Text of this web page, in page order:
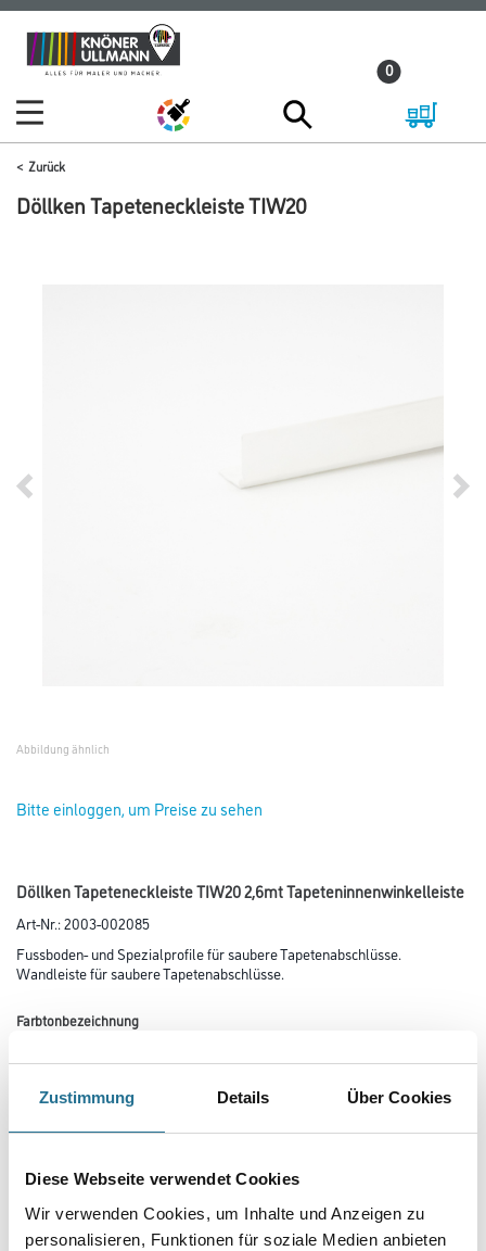
Zustimmung Details Über Cookies
Diese Webseite verwendet Cookies
Wir verwenden Cookies, um Inhalte und Anzeigen zu
personalisieren, Funktionen für soziale Medien anbieten
Zum
Inhalt
Zum
Navigationsmenü
0
Zurück
Döllken Tapeteneckleiste TIW20
Abbildung ähnlich
Bitte einloggen, um Preise zu sehen
Döllken Tapeteneckleiste TIW20 2,6mt Tapeteninnenwinkelleiste
Art-Nr.:2003-002085
Fussboden- und Spezialprofile für saubere Tapetenabschlüsse.
Wandleiste für saubere Tapetenabschlüsse.
Farbtonbezeichnung
Länge in centimeter
Breite in centimeter